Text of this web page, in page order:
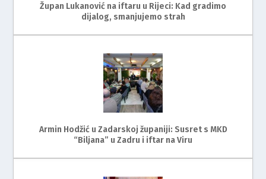
Župan Lukanović na iftaru u Rijeci: Kad gradimo
dijalog, smanjujemo strah
Armin Hodžić u Zadarskoj županiji: Susret s MKD
“Biljana” u Zadru i iftar na Viru